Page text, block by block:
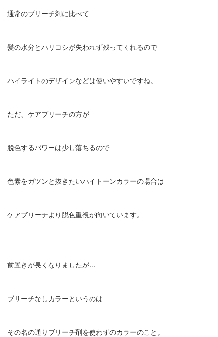
通常のブリーチ剤に比べて
髪の水分とハリコシが失われず残ってくれるので
ハイライトのデザインなどは使いやすいですね。
ただ、ケアブリーチの方が
脱色するパワーは少し落ちるので
色素をガツンと抜きたいハイトーンカラーの場合は
ケアブリーチより脱色重視が向いています。
前置きが長くなりましたが…
ブリーチなしカラーというのは
その名の通りブリーチ剤を使わずのカラーのこと。